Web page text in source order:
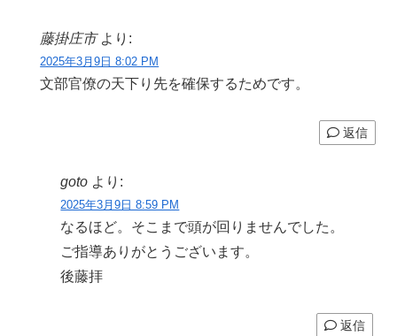
藤掛庄市 より:
2025年3月9日 8:02 PM
文部官僚の天下り先を確保するためです。
返信
goto より:
2025年3月9日 8:59 PM
なるほど。そこまで頭が回りませんでした。
ご指導ありがとうございます。
後藤拝
返信